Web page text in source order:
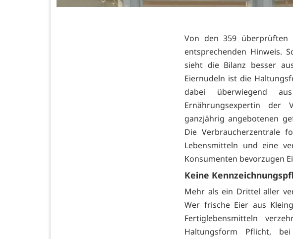
Von den 359
entsprechenden Hinweis.
sieht die Bilanz besser
Eiernudeln ist die
dabei überwiegend
Ernährungsexpertin der
ganzjährig angebotenen
Die Verbraucherzentrale
Lebensmitteln und eine
Konsumenten bevorzugen
Keine
Mehr als ein Drittel aller
Wer frische Eier aus
Fertiglebensmitteln
Haltungsform Pflicht,